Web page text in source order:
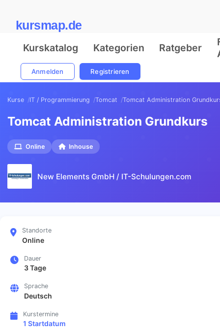
kursmap.de
Kurskatalog Kategorien Ratgeber
Anmelden Registrieren
Kurse IT / Programmierung Tomcat Tomcat Administration
Tomcat Administration Grundkurs
Online Inhouse
New Elements GmbH / IT-Schulungen.com
Standorte
Online
Dauer
3 Tage
Sprache
Deutsch
Kurstermine
1 Startdatum